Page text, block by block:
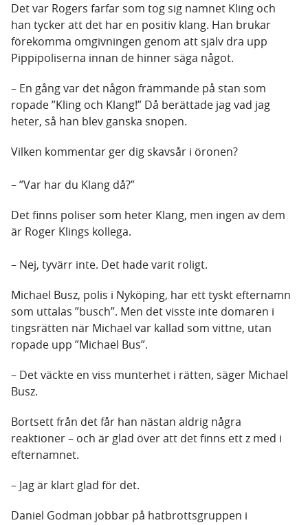
Det var Rogers farfar som tog sig namnet Kling och
han tycker att det har en positiv klang. Han brukar
förekomma omgivningen genom att själv dra upp
Pippipoliserna innan de hinner säga något.
– En gång var det någon främmande på stan som
ropade ”Kling och Klang!” Då berättade jag vad jag
heter, så han blev ganska snopen.
Vilken kommentar ger dig skavsår i öronen?
– ”Var har du Klang då?”
Det finns poliser som heter Klang, men ingen av dem
är Roger Klings kollega.
– Nej, tyvärr inte. Det hade varit roligt.
Michael Busz, polis i Nyköping, har ett tyskt efternamn
som uttalas ”busch”. Men det visste inte domaren i
tingsrätten när Michael var kallad som vittne, utan
ropade upp ”Michael Bus”.
– Det väckte en viss munterhet i rätten, säger Michael
Busz.
Bortsett från det får han nästan aldrig några
reaktioner – och är glad över att det finns ett z med i
efternamnet.
– Jag är klart glad för det.
Daniel Godman jobbar på hatbrottsgruppen i